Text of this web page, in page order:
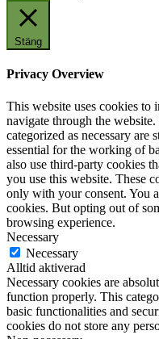
Stäng
Privacy Overview
This website uses cookies to
navigate through the
categorized as necessary are
essential for the working of
also use third-party cookies
you use this website. These
only with your consent. You
cookies. But opting out of
browsing experience.
Necessary
Necessary
Alltid aktiverad
Necessary cookies are
function properly. This
basic functionalities and
cookies do not store any